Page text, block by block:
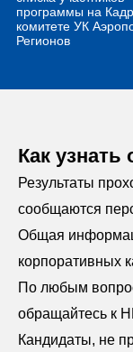
Как узнать
Результаты
сообщаются
Общая
корпоративных
По любым
обращайтесь к
Кандидаты, не